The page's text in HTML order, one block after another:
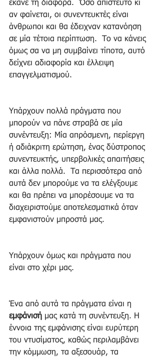
έκανε τη διαφορά.  Όσο απίστευτο κι
αν φαίνεται, οι συνεντευκτές είναι
άνθρωποι και θα έδειχναν κατανόηση
σε μία τέτοια περίπτωση.  Το να κάνεις
όμως σα να μη συμβαίνει τίποτα, αυτό
δείχνει αδιαφορία και έλλειψη
επαγγελματισμού.
Υπάρχουν πολλά πράγματα που
μπορούν να πάνε στραβά σε μία
συνέντευξη: Μία απρόσμενη, περίεργη
ή αδιάκριτη ερώτηση, ένας δύστροπος
συνεντευκτής, υπερβολικές απαιτήσεις
και άλλα πολλά.  Τα περισσότερα από
αυτά δεν μπορούμε να τα ελέγξουμε
και θα πρέπει να μπορέσουμε να τα
διαχειριστούμε αποτελεσματικά όταν
εμφανιστούν μπροστά μας.
Υπάρχουν όμως και πράγματα που
είναι στο χέρι μας.
Ένα από αυτά τα πράγματα είναι η
εμφάνισή μας κατά τη συνέντευξη. Η
έννοια της εμφάνισης είναι ευρύτερη
του ντυσίματος, καθώς περιλαμβάνει
την κόμμωση, τα αξεσουάρ, τα